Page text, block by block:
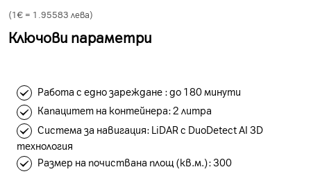
(1€ = 1.95583 лева)
Ключови параметри
Работа с едно зареждане : до 180 минути
Капацитет на контейнера: 2 литра
Система за навигация: LiDAR с DuoDetect AI 3D
технология
Размер на почиствана площ (кв.м.): 300